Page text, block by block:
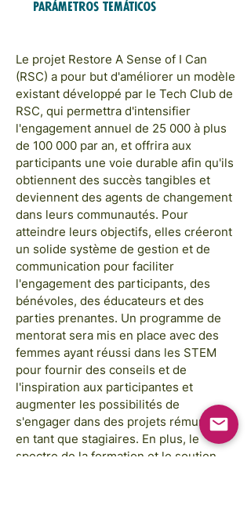
Parámetros temáticos
Le projet Restore A Sense of I Can
(RSC) a pour but d'améliorer un modèle
existant développé par le Tech Club de
RSC, qui permettra d'intensifier
l'engagement annuel de 25 000 à plus
de 100 000 par an, et offrira aux
participants une voie durable afin qu'ils
obtiennent des succès tangibles et
deviennent des agents de changement
dans leurs communautés. Pour
atteindre leurs objectifs, elles créeront
un solide système de gestion et de
communication pour faciliter
l'engagement des participants, des
bénévoles, des éducateurs et des
parties prenantes. Un programme de
mentorat sera mis en place avec des
femmes ayant réussi dans les STEM
pour fournir des conseils et de
l'inspiration aux participantes et
augmenter les possibilités de
s'engager dans des projets rémunérés
en tant que stagiaires. En plus, le
spectre de la formation et le soutien